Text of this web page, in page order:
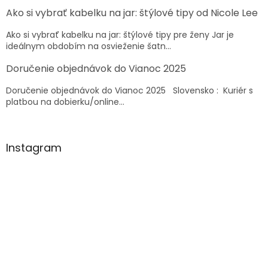
Ako si vybrať kabelku na jar: štýlové tipy od Nicole Lee
Ako si vybrať kabelku na jar: štýlové tipy pre ženy Jar je
ideálnym obdobím na osvieženie šatn...
Doručenie objednávok do Vianoc 2025
Doručenie objednávok do Vianoc 2025 Slovensko : Kuriér s
platbou na dobierku/online...
Instagram